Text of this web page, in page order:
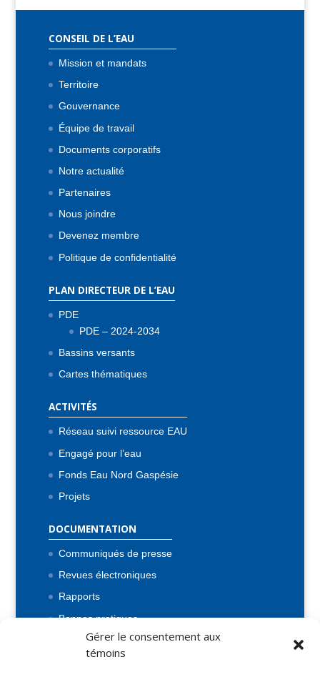
Gérer le consentement aux
témoins
CONSEIL DE L’EAU
Mission et mandats
Territoire
Gouvernance
Équipe de travail
Documents corporatifs
Notre actualité
Partenaires
Nous joindre
Devenez membre
Politique de confidentialité
PLAN DIRECTEUR DE L’EAU
PDE
PDE – 2024-2034
Bassins versants
Cartes thématiques
ACTIVITÉS
Réseau suivi ressource EAU
Engagé pour l’eau
Fonds Eau Nord Gaspésie
Projets
DOCUMENTATION
Communiqués de presse
Revues électroniques
Rapports
Bonnes pratiques
Flash Inf’eau